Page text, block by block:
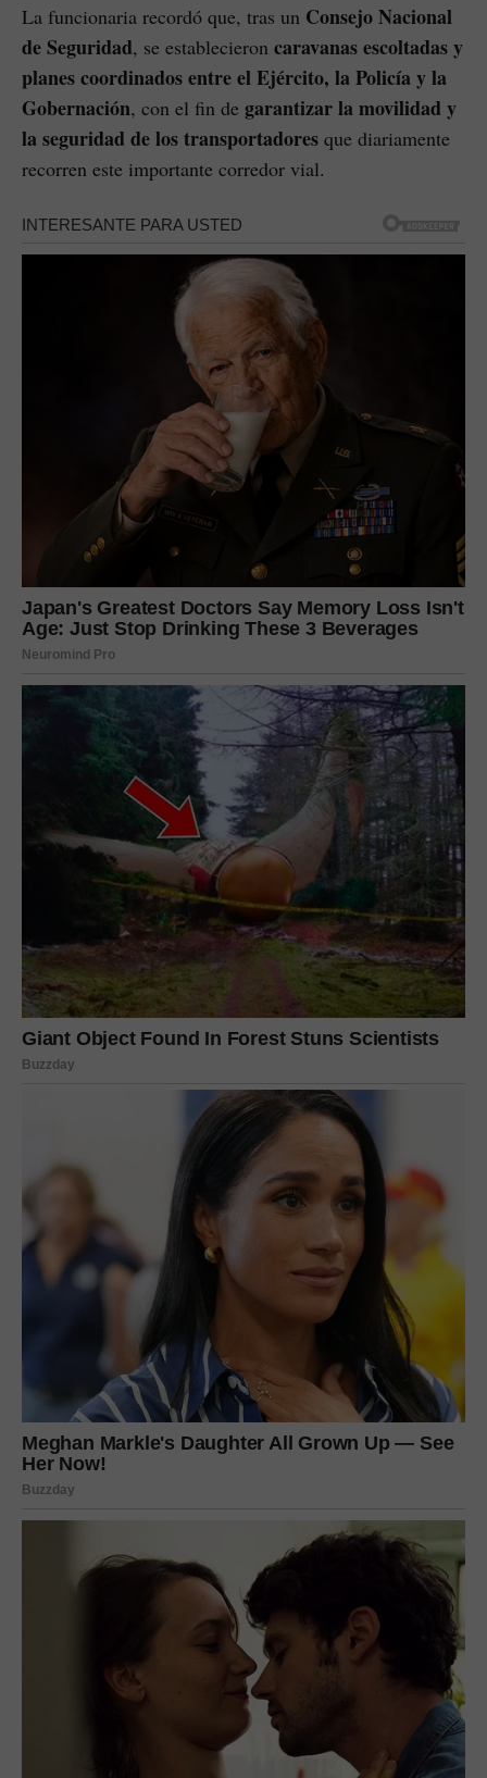
La funcionaria recordó que, tras un Consejo Nacional
de Seguridad, se establecieron caravanas escoltadas y
planes coordinados entre el Ejército, la Policía y la
Gobernación, con el fin de garantizar la movilidad y
la seguridad de los transportadores que diariamente
recorren este importante corredor vial.